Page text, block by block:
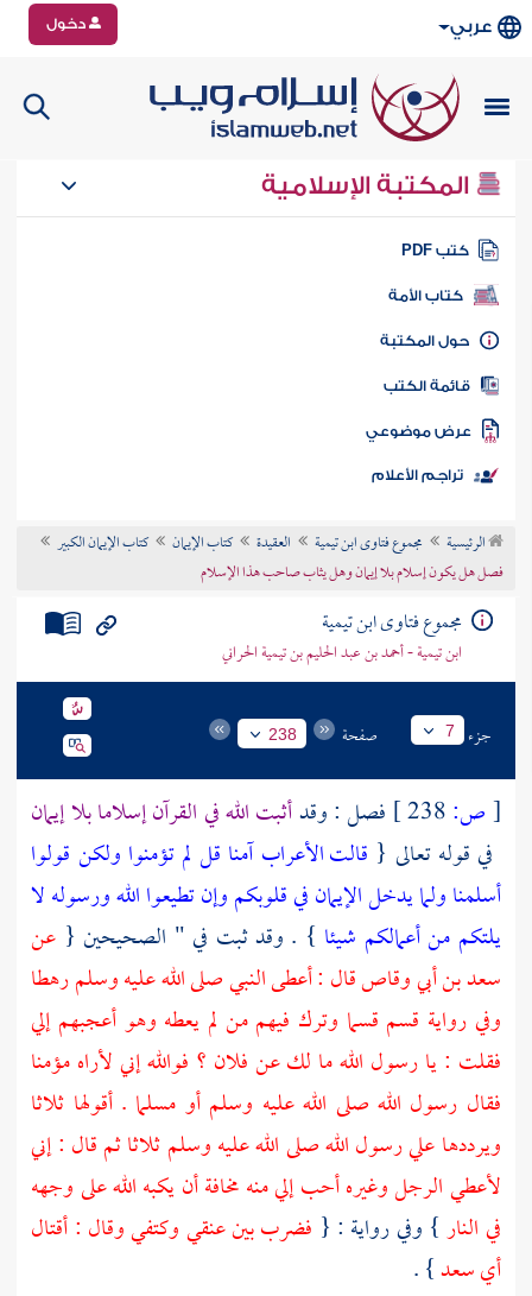
عربي دخول
المكتبة الإسلامية
كتب PDF
كتاب الأمة
المكتبة
الكتب
موضوعي
تراجم الأعلام
الرئيسية مجموع فتاوى ابن تيمية العقيدة كتاب الإيمان
كتاب الإيمان الكبير
فصل هل يكون إسلام بلا إيمان وهل يثاب صاحب هذا الإسلام
مجموع فتاوى ابن تيمية
ابن تيمية - أحمد بن عبد الحليم بن تيمية الحراني
جزء 7 صفحة 238
[ص: فصل : وقدأثبت الله في القرآن إسلاما بلا إيمان
في قوله تعالى { قالت الأعراب آمنا قل لم تؤمنوا ولكن قولوا
أسلمنا ولما يدخل الإيمان في قلوبكم وإن تطيعوا الله ورسوله لا
يلتكم من أعمالكم شيئا } . وقد ثبت في " الصحيحين { عن
سعد بن أبي وقاصقال : أعطى النبي صلى الله عليه وسلم رهطا
وفي رواية قسم قسما وترك فيهم من لم يعطه وهو أعجبهم إلي
فقلت : يا رسول الله ما لك عن فلان ؟ فوالله إني لأراه مؤمنا
فقال رسول الله صلى الله عليه وسلم أو مسلما . أقولها ثلاثا
ويرددها علي رسول الله صلى الله عليه وسلم ثلاثا ثم قال : إني
لأعطي الرجل وغيره أحب إلي منه مخافة أن يكبه الله على وجهه
في النار} وفي رواية : { فضرب بين عنقي وكتفي وقال : أقتال
أيسعد} .